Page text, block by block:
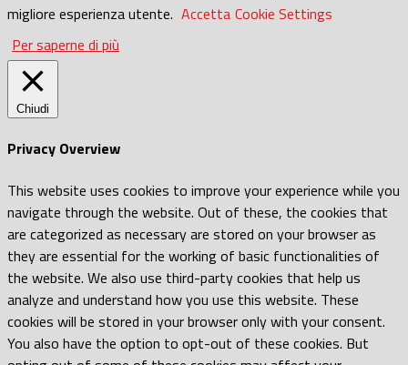
migliore esperienza utente. Accetta Cookie Settings
Per saperne di più
Chiudi
Privacy Overview
This website uses cookies to improve your experience while you
navigate through the website. Out of these, the cookies that
are categorized as necessary are stored on your browser as
they are essential for the working of basic functionalities of
the website. We also use third-party cookies that help us
analyze and understand how you use this website. These
cookies will be stored in your browser only with your consent.
You also have the option to opt-out of these cookies. But